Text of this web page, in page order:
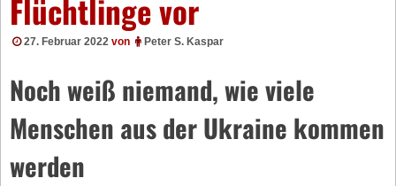
Flüchtlinge vor
27. Februar 2022 von Peter S. Kaspar
Noch weiß niemand, wie viele
Menschen aus der Ukraine kommen
werden